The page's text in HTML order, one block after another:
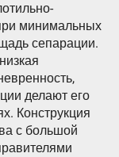
минимальных
сепарации.
делают его
Конструкция
с большой